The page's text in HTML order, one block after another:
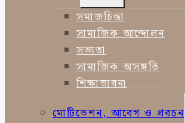
MENU
সমাজচিন্তা
সামাজিক আন্দোলন
সভ্যতা
সামাজিক অসঙ্গতি
শিক্ষাভাবনা
মোটিভেশন, আবেগ ও প্রবচন